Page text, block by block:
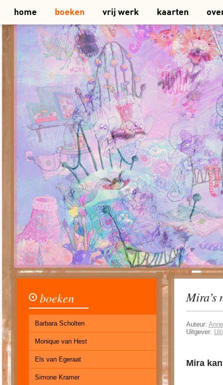
home boeken vrij werk kaarten
boeken
Barbara Scholten
Monique van Hest
Els van Egeraat
Simone Kramer
Mira’s
Auteur:
Uitgever:
Mira